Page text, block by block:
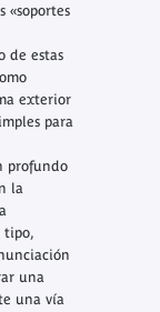
«soportes
de estas
exterior
para
profundo
la
tipo,
una
una vía